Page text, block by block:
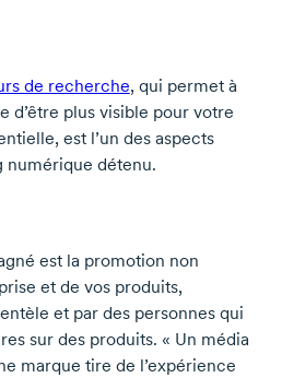
de recherche, qui permet à
d’être plus visible pour votre
est l’un des aspects
numérique détenu.
est la promotion non
et de vos produits,
et par des personnes qui
sur des produits. « Un média
marque tire de l’expérience